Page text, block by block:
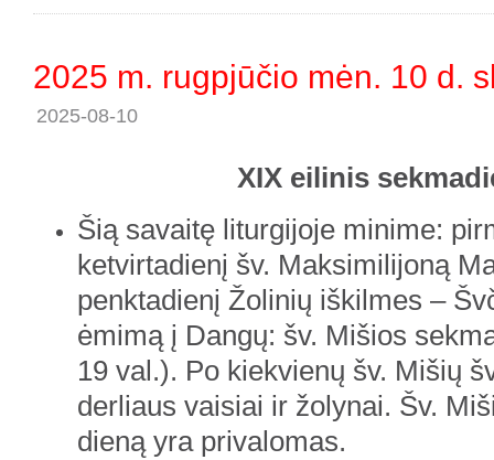
2025 m. rugpjūčio mėn. 10 d.
2025-08-10
XIX eilinis
Šią savaitę liturgijoje minime:
ketvirtadienį šv. Maksimilijoną
penktadienį Žolinių iškilmes –
ėmimą į Dangų: šv. Mišios
19 val.). Po kiekvienų šv. Mišių
derliaus vaisiai ir žolynai. Šv.
dieną yra privalomas.